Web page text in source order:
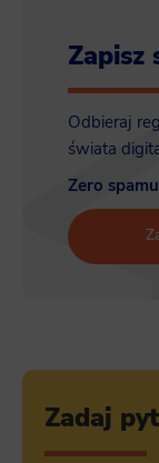
Zapisz
Odbieraj
świata
Zero
Zadaj